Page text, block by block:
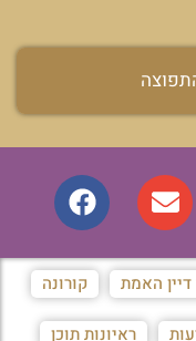
דיין האמת קורונה
ראיונות תוכן